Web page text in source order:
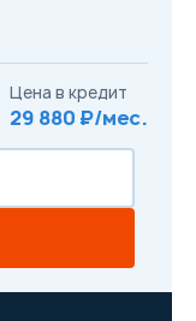
Цена в кредит
29 880 ₽/мес.